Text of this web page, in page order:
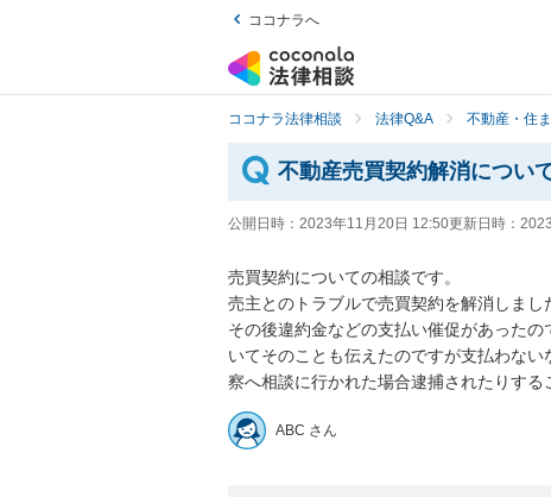
ココナラへ
ココナラ法律相談 法律Q&A 不動産・住
不動産売買契約解消につい
公開日時： 2023年11月20日 12:50更新日時：
売買契約についての相談です。
売主とのトラブルで売買契約を解消しまし
その後違約金などの支払い催促があった
いてそのことも伝えたのですが支払わな
察へ相談に行かれた場合逮捕されたりする
ABC さん